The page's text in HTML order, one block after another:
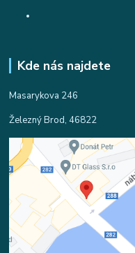
Kde nás najdete
Masarykova 246
Železný Brod, 46822